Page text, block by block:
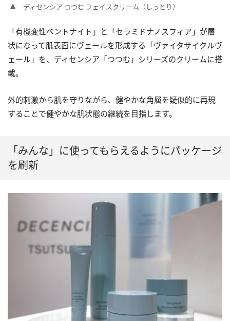
ディセンシア つつむ フェイスクリーム（しっとり）
「有機変性ベントナイト」と「セラミドナノスフィア」が層
状になって肌表面にヴェールを形成する「ヴァイタサイクルヴ
ェール」を、ディセンシア「つつむ」シリーズのクリームに搭
載。
外的刺激から肌を守りながら、健やかな角層を疑似的に再現
することで健やかな肌状態の継続を目指します。
「みんな」に使ってもらえるようにパッケージ
を刷新